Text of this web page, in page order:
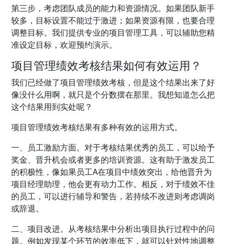
第三步，考虑团队成员的能力和资源情况。如果团队新手
较多，目标设置不能过于激进；如果资源有限，也要合理
调整目标。我们提供专业的项目管理工具，可以辅助您精
准设定目标，欢迎预约演示。
项目管理绩效考核结果如何有效运用？
我们已经做了项目管理绩效考核，但是这个结果出来了好
像没什么用啊，就只是个分数摆在那里。我想知道怎么把
这个结果用到实处呢？
项目管理绩效考核结果有多种有效的运用方式。
一、员工激励方面。对于考核结果优秀的员工，可以给予
奖金、晋升机会或者更多的培训资源。这有助于激发员工
的积极性，像如果员工A在项目中绩效突出，给他晋升为
项目经理助理，他会更有动力工作。相反，对于绩效不佳
的员工，可以进行辅导和警告，若持续不改进则考虑调岗
或辞退。
二、项目改进。从考核结果中分析出项目执行过程中的问
题。例如发现某个环节的效率低下，就可以针对性地调整